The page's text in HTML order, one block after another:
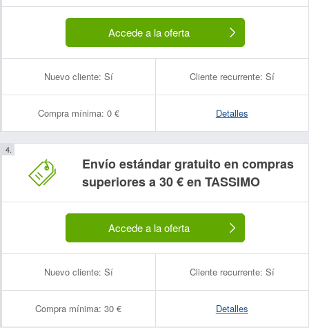
Accede a la oferta
Nuevo cliente: Sí Cliente recurrente: Sí
Compra mínima: 0 € Detalles
Envío estándar gratuito en compras
superiores a 30 € en TASSIMO
Accede a la oferta
Nuevo cliente: Sí Cliente recurrente: Sí
Compra mínima: 30 € Detalles